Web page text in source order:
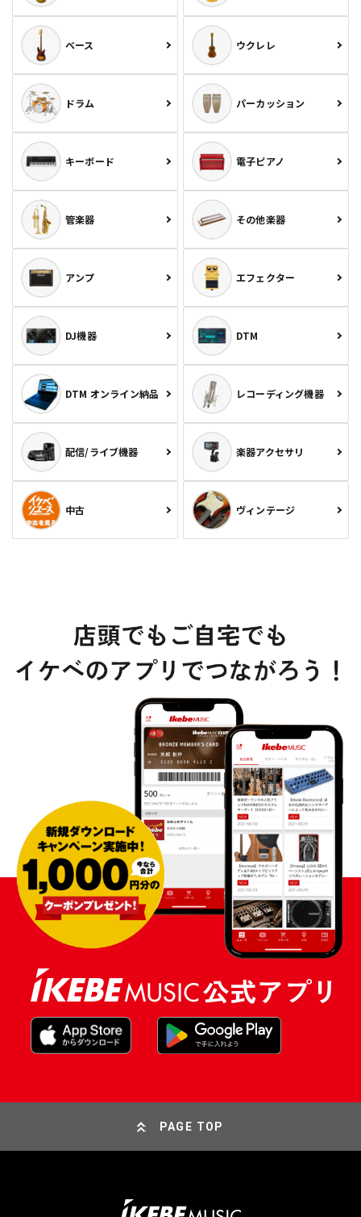
ベース ウクレレ
ドラム パーカッション
キーボード 電子ピアノ
管楽器 その他楽器
アンプ エフェクター
DJ機器 DTM
DTM オンライン納品 レコーディング機器
配信/ライブ機器 楽器アクセサリ
中古 ヴィンテージ
PAGE TOP